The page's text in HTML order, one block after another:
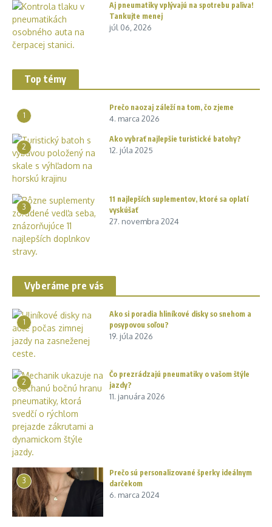
Aj pneumatiky vplývajú na spotrebu paliva!
Tankujte menej
júl 06, 2026
Top témy
1
Prečo naozaj záleží na tom, čo zjeme
4. marca 2026
2
Ako vybrať najlepšie turistické batohy?
12. júla 2025
3
11 najlepších suplementov, ktoré sa oplatí
vyskúšať
27. novembra 2024
Vyberáme pre vás
1
Ako si poradia hliníkové disky so snehom a
posypovou soľou?
19. júla 2026
2
Čo prezrádzajú pneumatiky o vašom štýle
jazdy?
11. januára 2026
3
Prečo sú personalizované šperky ideálnym
darčekom
6. marca 2024